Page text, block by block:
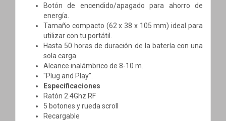
Botón de encendido/apagado para ahorro de
energía.
Tamaño compacto (62 x 38 x 105 mm) ideal para
utilizar con tu portátil.
Hasta 50 horas de duración de la batería con una
sola carga.
Alcance inalámbrico de 8-10 m.
"Plug and Play".
Especificaciones
Ratón 2.4Ghz RF
5 botones y rueda scroll
Recargable